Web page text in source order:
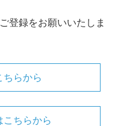
登録をお願いいたしま
ちらから
こちらから